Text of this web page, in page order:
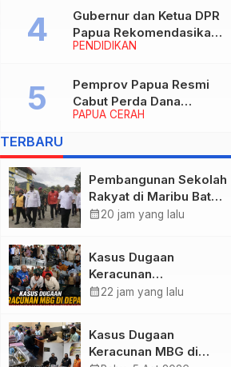
PENDIDIKAN
Gubernur dan Ketua DPR
Papua Rekomendasikan
Ade Yamin Jabat Rektor
periode 2026–2030
PAPUA CERAH
Pemprov Papua Resmi
Cabut Perda Dana
Cadangan, Dialihkan
Pembangunan dan
Layanan Publik
TERBARU
Pembangunan Sekolah
Rakyat di Maribu Batal,
Dipindahkan ke Muara
calendar_month20 jam yang lalu
Kasus Dugaan
Keracunan
MBG: Wamengadri
yang Ditemukan
calendar_month22 jam yang lalu
Kasus Dugaan
Keracunan MBG di